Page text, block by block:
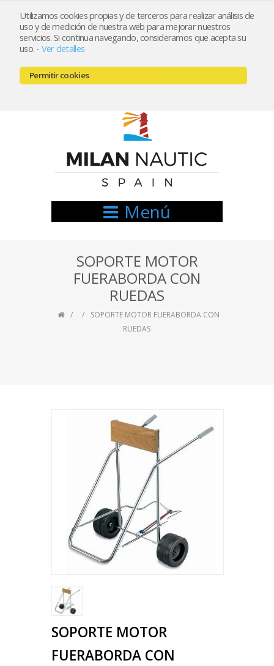
Utilizamos cookies propias y de terceros para realizar análisis de
uso y de medición de nuestra web para mejorar nuestros
servicios. Si continua navegando, consideramos que acepta su
uso. - Ver detalles
Permitir cookies
Registrarse Mi cuenta
666521122 // 654999333
Menú
SOPORTE MOTOR
FUERABORDA CON
RUEDAS
SOPORTE MOTOR FUERABORDA CON
RUEDAS
SOPORTE MOTOR
FUERABORDA CON